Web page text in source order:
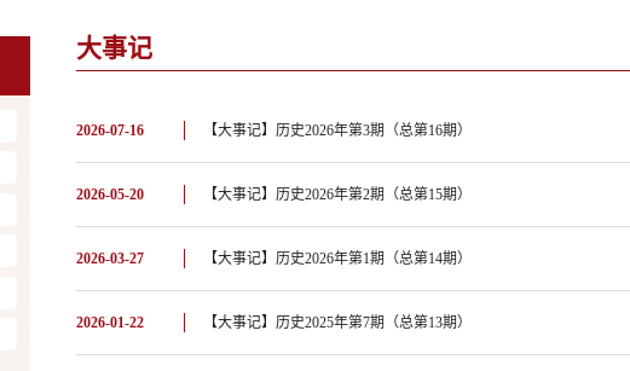
大事记
2026-07-16 【大事记】历史2026年第3期（总第16期）
2026-05-20 【大事记】历史2026年第2期（总第15期）
2026-03-27 【大事记】历史2026年第1期（总第14期）
2026-01-22 【大事记】历史2025年第7期（总第13期）